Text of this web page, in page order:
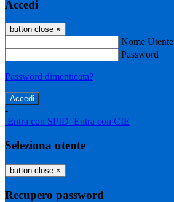
Accedi
button close ×
Nome Utente
Password
Password dimenticata?
-
Entra con SPID Entra con CIE
Seleziona utente
button close ×
Recupero password